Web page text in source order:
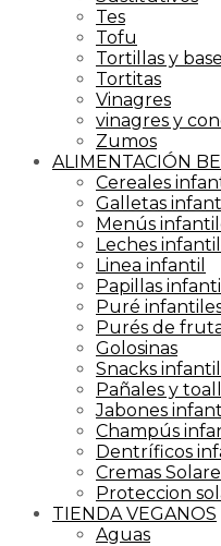
Tes
Tofu
Tortillas y
Tortitas
Vinagres
vinagres y
Zumos
ALIMENTACIÓN
Cereales
Galletas
Menús
Leches
Linea infantil
Papillas
Puré
Purés de
Golosinas
Snacks
Pañales y
Jabones
Champús
Dentríficos
Cremas
Proteccion
TIENDA VEGANOS
Aguas